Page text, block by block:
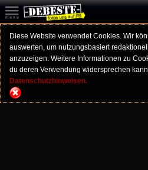
Diese Website verwendet Cookies. Wir
auswerten, um nutzungsbasiert
anzuzeigen. Weitere Informationen zu
du deren Verwendung widersprechen
Datenschutzhinweisen.